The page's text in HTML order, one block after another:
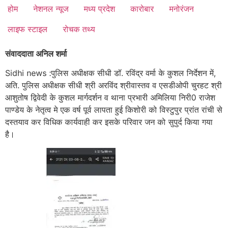
होम नेशनल न्यूज मध्य प्रदेश कारोबार
मनोरंजन
लाइफ स्टाइल
रोचक तथ्य
संवाददाता अनिल शर्मा
Sidhi news :पुलिस अधीक्षक सीधी डॉ. रविंद्र वर्मा के कुशल निर्देशन में,
अति. पुलिस अधीक्षक सीधी श्री अरविंद श्रीवास्तव व एसडीओपी चुरहट श्री
आशुतोष द्विवेदी के कुशल मार्गदर्शन व थाना प्रभारी अमिलिया निरी0 राजेश
पाण्डेय के नेतृत्व मे एक वर्ष पूर्व लापता हुई किशोरी को विस्टुपुर प्रांत रांची से
दस्तयाव कर विधिक कार्यवाही कर इसके परिवार जन को सुपुर्द किया गया
है।